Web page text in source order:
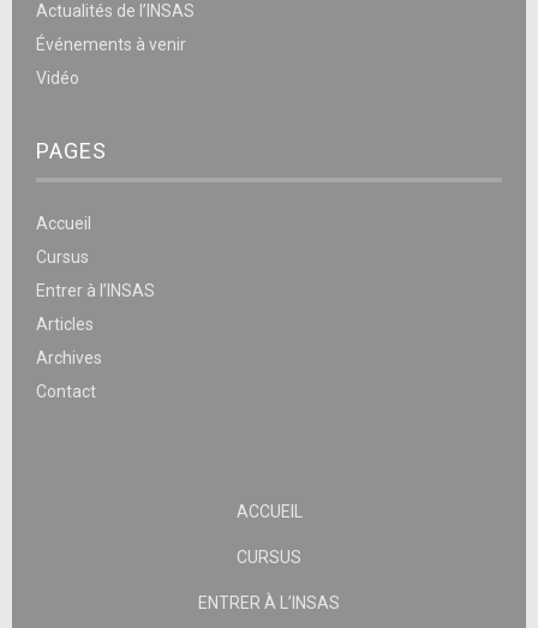
Actualités de l’INSAS
Événements à venir
Vidéo
PAGES
Accueil
Cursus
Entrer à l’INSAS
Articles
Archives
Contact
ACCUEIL
CURSUS
ENTRER À L’INSAS